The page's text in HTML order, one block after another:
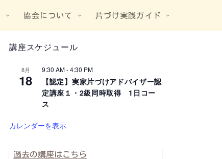
協会について 片づけ実践ガイド
講座スケジュール
8月
18
9:30 AM-4:30 PM
【認定】実家片づけアドバイザー認
定講座１・2級同時取得 1日コー
ス
カレンダーを表示
過去の講座はこちら